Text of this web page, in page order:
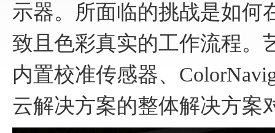
示器。所面临的挑战是如何
致且色彩真实的工作流程。
内置校准传感器、
云解决方案的整体解决方案